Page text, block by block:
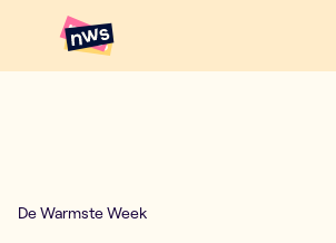
Hoofdpunten VRT NWS
De Warmste Week